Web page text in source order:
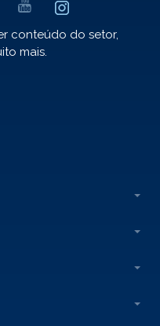
conteúdo do setor,
mais.